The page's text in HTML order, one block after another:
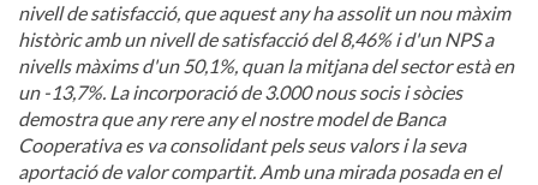
nivell de satisfacció, que aquest any ha assolit un nou màxim
històric amb un nivell de satisfacció del 8,46% i d'un NPS a
nivells màxims d'un 50,1%, quan la mitjana del sector està en
un -13,7%. La incorporació de 3.000 nous socis i sòcies
demostra que any rere any el nostre model de Banca
Cooperativa es va consolidant pels seus valors i la seva
aportació de valor compartit. Amb una mirada posada en el